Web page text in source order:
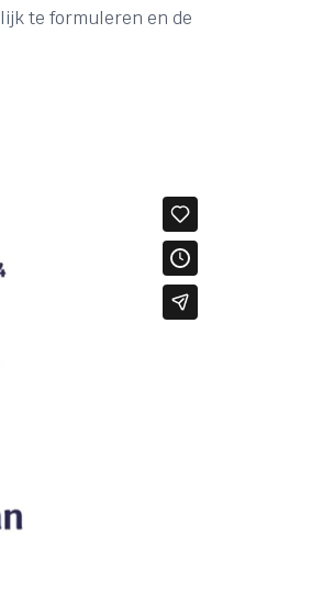
te formuleren en de